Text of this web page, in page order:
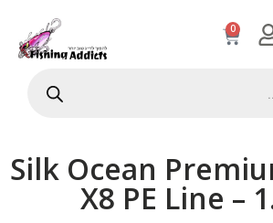
0
Silk Ocean
X8 PE Line –